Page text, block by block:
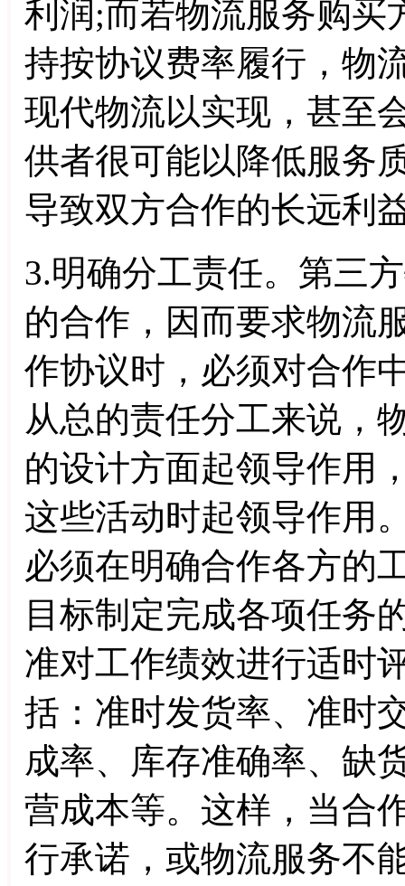
利润;而若物流服务购买
持按协议费率履行，物
现代物流以实现，甚至
供者很可能以降低服务
导致双方合作的长远利
3.明确分工责任。第三
的合作，因而要求物流
作协议时，必须对合作
从总的责任分工来说，
的设计方面起领导作用
这些活动时起领导作用
必须在明确合作各方的
目标制定完成各项任务
准对工作绩效进行适时
括：准时发货率、准时
成率、库存准确率、缺
营成本等。这样，当合
行承诺，或物流服务不